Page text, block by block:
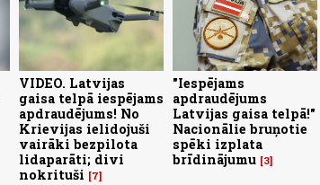
VIDEO. Latvijas
gaisa telpā iespējams
apdraudējums! No
Krievijas ielidojuši
vairāki bezpilota
lidaparāti; divi
nokrituši
7
"Iespējams
apdraudējums
Latvijas gaisa telpā!"
Nacionālie bruņotie
spēki izplata
brīdinājumu 3